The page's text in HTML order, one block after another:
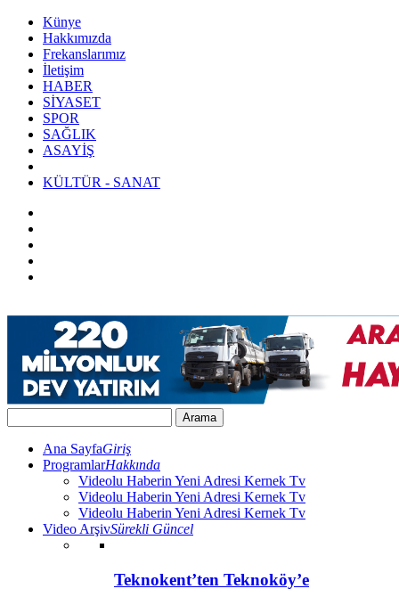
Künye
Hakkımızda
Frekanslarımız
İletişim
HABER
SİYASET
SPOR
SAĞLIK
ASAYİŞ
KÜLTÜR - SANAT
Ana SayfaGiriş
ProgramlarHakkında
Videolu Haberin Yeni Adresi Kernek Tv
Videolu Haberin Yeni Adresi Kernek Tv
Videolu Haberin Yeni Adresi Kernek Tv
Video ArşivSürekli Güncel
Teknokent’ten Teknoköy’e